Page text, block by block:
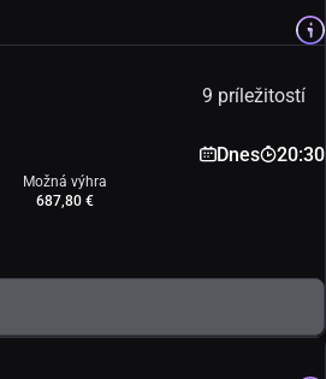
9 príležitostí
Dnes 20:30
Možná výhra
687,80 €